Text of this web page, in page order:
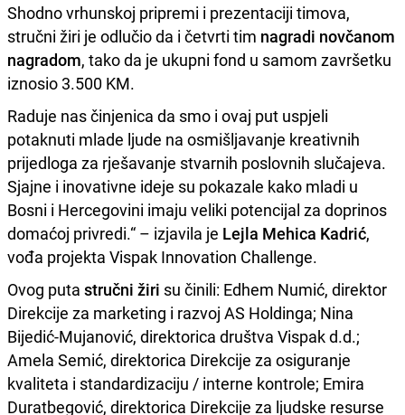
Shodno vrhunskoj pripremi i prezentaciji timova,
stručni žiri je odlučio da i četvrti tim nagradi novčanom
nagradom, tako da je ukupni fond u samom završetku
iznosio 3.500 KM.
Raduje nas činjenica da smo i ovaj put uspjeli
potaknuti mlade ljude na osmišljavanje kreativnih
prijedloga za rješavanje stvarnih poslovnih slučajeva.
Sjajne i inovativne ideje su pokazale kako mladi u
Bosni i Hercegovini imaju veliki potencijal za doprinos
domaćoj privredi.“ – izjavila je Lejla Mehica Kadrić,
vođa projekta Vispak Innovation Challenge.
Ovog puta stručni žiri su činili: Edhem Numić, direktor
Direkcije za marketing i razvoj AS Holdinga; Nina
Bijedić-Mujanović, direktorica društva Vispak d.d.;
Amela Semić, direktorica Direkcije za osiguranje
kvaliteta i standardizaciju / interne kontrole; Emira
Duratbegović, direktorica Direkcije za ljudske resurse